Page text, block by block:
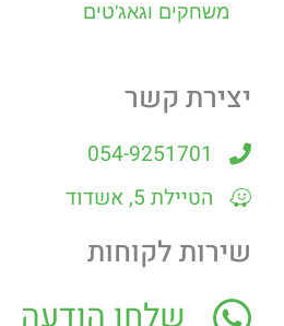
משחקים וגאג'טים
יצירת קשר
054-9251701
הטיילת 5, אשדוד
שירות לקוחות